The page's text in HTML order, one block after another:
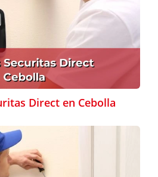
Direct en Cebolla